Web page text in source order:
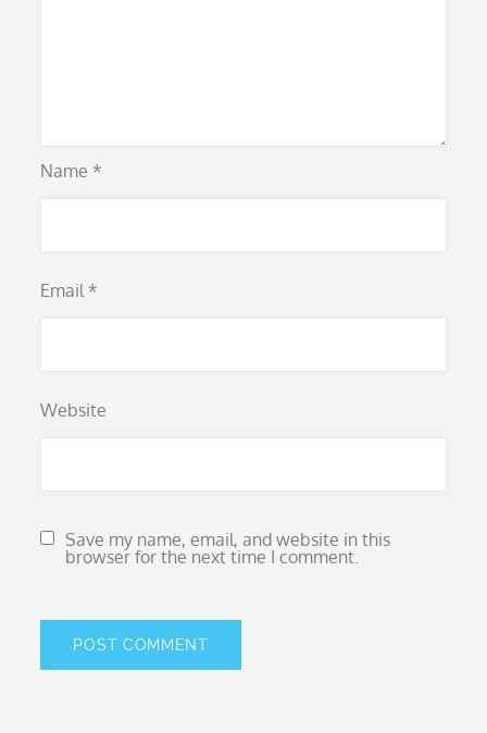
Name *
Email *
Website
Save my name, email, and website in this
browser for the next time I comment.